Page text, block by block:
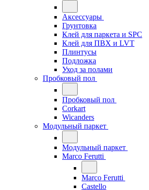
Аксессуары
Грунтовка
Клей для паркета и SPC
Клей для ПВХ и LVT
Плинтусы
Подложка
Уход за полами
Пробковый пол
Пробковый пол
Corkart
Wicanders
Модульный паркет
Модульный паркет
Marco Ferutti
Marco Ferutti
Castello